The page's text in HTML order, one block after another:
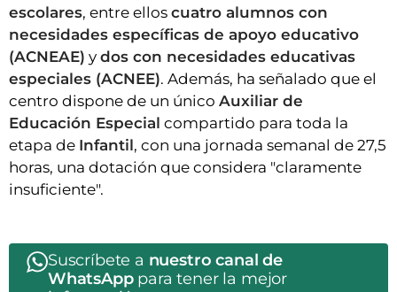
escolares, entre ellos cuatro alumnos con
necesidades específicas de apoyo educativo
(ACNEAE) y dos con necesidades educativas
especiales (ACNEE). Además, ha señalado que el
centro dispone de un único Auxiliar de
Educación Especial compartido para toda la
etapa de Infantil, con una jornada semanal de 27,5
horas, una dotación que considera "claramente
insuficiente".
Suscríbete a nuestro canal de
WhatsApppara tener la mejor